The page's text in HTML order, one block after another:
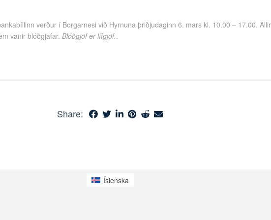
verður í Borgarnesi við Hyrnuna þriðjudaginn 6. mars kl. 10.00 – 17.00.
vanir blóðgjafar. Blóðgjöf er lífgjöf..
Share:
Íslenska